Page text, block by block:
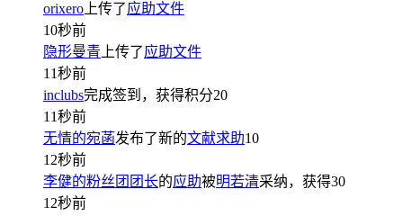
orixero 上传了应助文件
10秒前
隐形曼青 上传了应助文件
11秒前
inclubs完成签到，获得积分20
11秒前
无情的宛菡发布了新的文献求助10
12秒前
李健的粉丝团团长的应助被明若清采纳，获得30
12秒前